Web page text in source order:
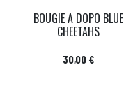
BOUGIE A DOPO BLUE
CHEETAHS
Prix
30,00 €